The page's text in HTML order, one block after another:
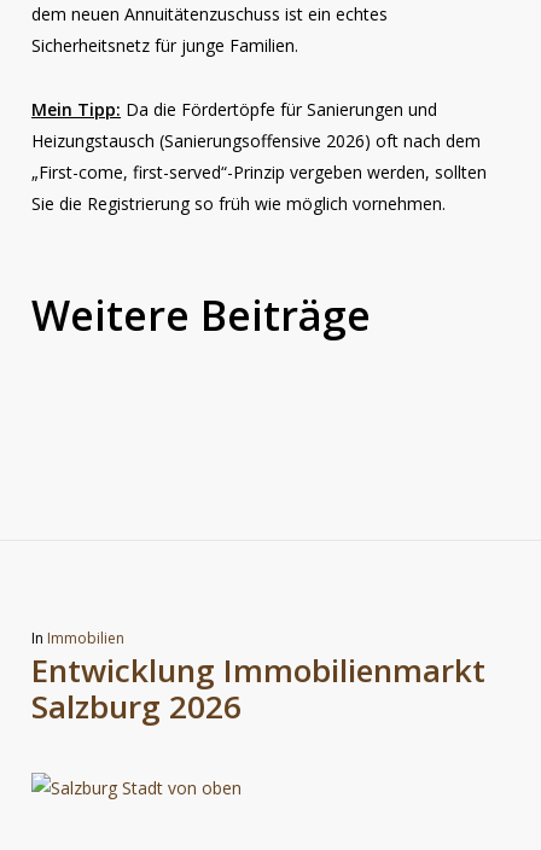
dem neuen Annuitätenzuschuss ist ein echtes
Sicherheitsnetz für junge Familien.
Mein Tipp: Da die Fördertöpfe für Sanierungen und
Heizungstausch (Sanierungsoffensive 2026) oft nach dem
„First-come, first-served“-Prinzip vergeben werden, sollten
Sie die Registrierung so früh wie möglich vornehmen.
Weitere Beiträge
Immobilien
Energieausweis
2026
in
für
Wohnbauförderung
in
Immobilienmarkt
Salzburg
Immobilienmarkt
in
Wohnungseigentum
Zinsentwicklung
In Immobilien
Entwicklung Immobilienmarkt
Salzburg 2026